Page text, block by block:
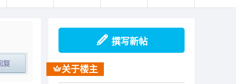
撰写新帖
关于楼主